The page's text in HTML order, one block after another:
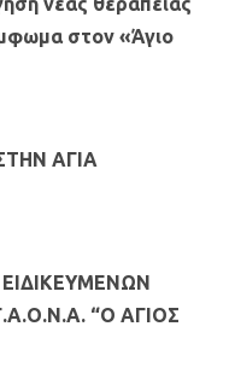
στον «Άγιο
ΑΓΙΑ
“Ο ΑΓΙΟΣ